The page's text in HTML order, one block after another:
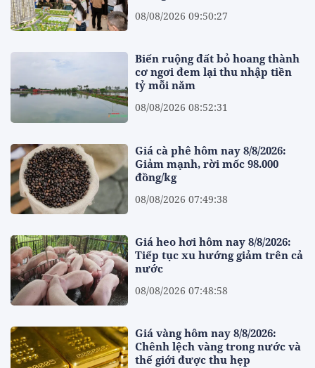
08/08/2026 09:50:27
Biến ruộng đất bỏ hoang thành
cơ ngơi đem lại thu nhập tiền
tỷ mỗi năm
08/08/2026 08:52:31
Giá cà phê hôm nay 8/8/2026:
Giảm mạnh, rời mốc 98.000
đồng/kg
08/08/2026 07:49:38
Giá heo hơi hôm nay 8/8/2026:
Tiếp tục xu hướng giảm trên cả
nước
08/08/2026 07:48:58
Giá vàng hôm nay 8/8/2026:
Chênh lệch vàng trong nước và
thế giới được thu hẹp